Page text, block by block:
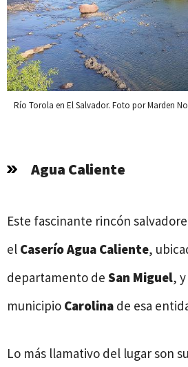
Río Torola en El Salvador. Foto por Marden
Agua Caliente
Este fascinante rincón
el Caserío Agua Caliente,
departamento de San Miguel,
municipio Carolina de esa
Lo más llamativo del lugar son